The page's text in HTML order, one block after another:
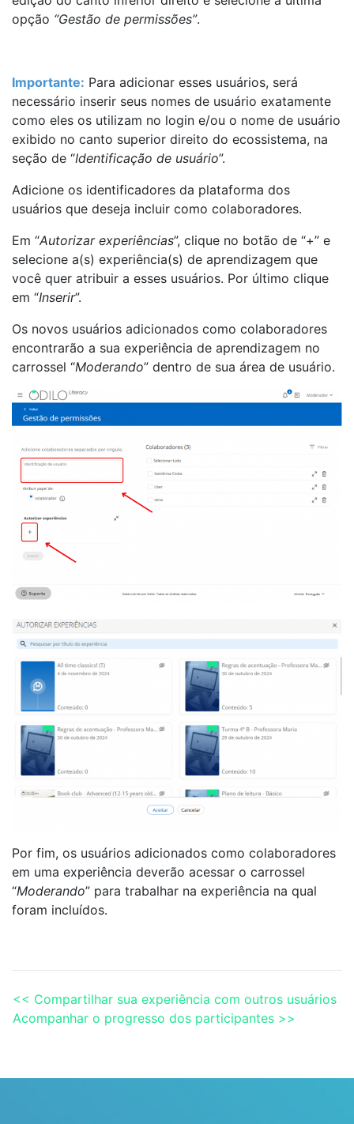
opção “Gestão de permissões”.
Importante: Para adicionar esses usuários, será
necessário inserir seus nomes de usuário exatamente
como eles os utilizam no login e/ou o nome de usuário
exibido no canto superior direito do ecossistema, na
seção de “Identificação de usuário”.
Adicione os identificadores da plataforma dos
usuários que deseja incluir como colaboradores.
Em “Autorizar experiências”, clique no botão de “+” e
selecione a(s) experiência(s) de aprendizagem que
você quer atribuir a esses usuários. Por último clique
em “Inserir”.
Os novos usuários adicionados como colaboradores
encontrarão a sua experiência de aprendizagem no
carrossel “Moderando” dentro de sua área de usuário.
Por fim, os usuários adicionados como colaboradores
em uma experiência deverão acessar o carrossel
“Moderando” para trabalhar na experiência na qual
foram incluídos.
<< Compartilhar sua experiência com outros usuários
Acompanhar o progresso dos participantes >>